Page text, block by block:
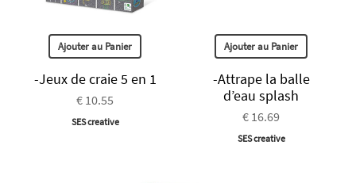
Ajouter au Panier
-Jeux de craie 5 en 1
€ 10.55
SES creative
Ajouter au Panier
-Attrape la balle
d’eau splash
€ 16.69
SES creative